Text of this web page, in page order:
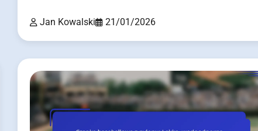
Jan Kowalski 21/01/2026